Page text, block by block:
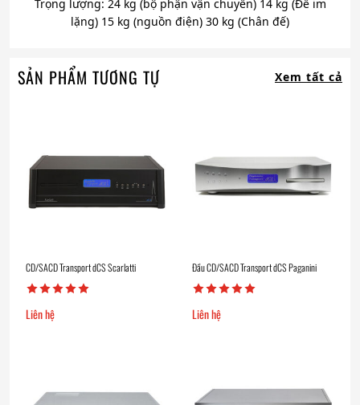
Trọng lượng: 24 kg (bộ phận vận chuyển) 14 kg (Đế im
lặng) 15 kg (nguồn điện) 30 kg (Chân đế)
SẢN PHẨM TƯƠNG TỰ Xem tất cả
CD/SACD Transport dCS Scarlatti
Liên hệ
Đầu CD/SACD Transport dCS Paganini
Liên hệ